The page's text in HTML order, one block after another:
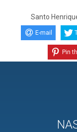
Santo
E-mail
Pin